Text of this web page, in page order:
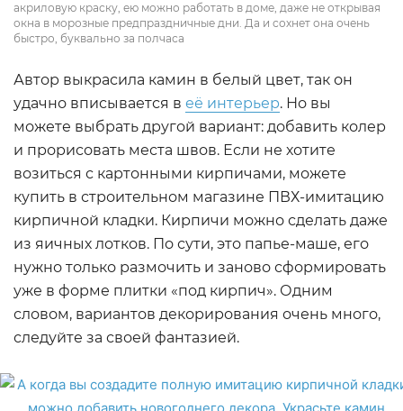
акриловую краску, ею можно работать в доме, даже не открывая
окна в морозные предпраздничные дни. Да и сохнет она очень
быстро, буквально за полчаса
Автор выкрасила камин в белый цвет, так он
удачно вписывается в её интерьер. Но вы
можете выбрать другой вариант: добавить колер
и прорисовать места швов. Если не хотите
возиться с картонными кирпичами, можете
купить в строительном магазине ПВХ-имитацию
кирпичной кладки. Кирпичи можно сделать даже
из яичных лотков. По сути, это папье-маше, его
нужно только размочить и заново сформировать
уже в форме плитки «под кирпич». Одним
словом, вариантов декорирования очень много,
следуйте за своей фантазией.